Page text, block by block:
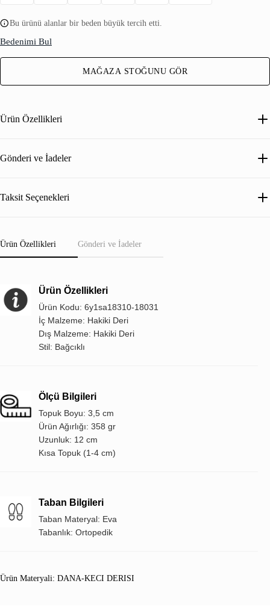
Bu ürünü alanlar bir beden büyük tercih etti.
Bedenimi Bul
MAĞAZA STOĞUNU GÖR
Ürün Özellikleri
Gönderi ve İadeler
Taksit Seçenekleri
Ürün Özellikleri Gönderi ve İadeler
Ürün Özellikleri
Ürün Kodu: 6y1sa18310-18031
İç Malzeme: Hakiki Deri
Dış Malzeme: Hakiki Deri
Stil: Bağcıklı
Ölçü Bilgileri
Topuk Boyu: 3,5 cm
Ürün Ağırlığı: 358 gr
Uzunluk: 12 cm
Kısa Topuk (1-4 cm)
Taban Bilgileri
Taban Materyal: Eva
Tabanlık: Ortopedik
Ürün Materyali: DANA-KECI DERISI